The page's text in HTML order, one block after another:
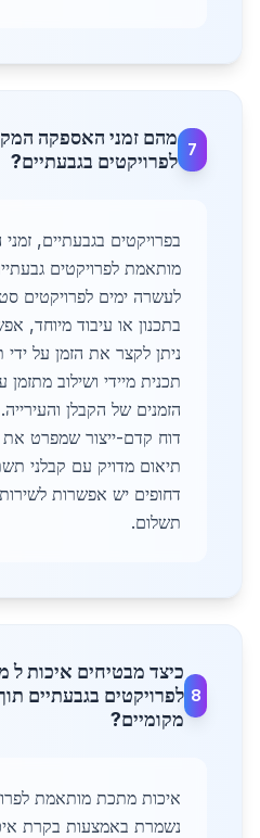
7
מהם זמני האספקה
לפרויקטים בגבעתיים?
בפרויקטים בגבעתיים,
מותאמת לפרויקטים
לעשרה ימים לפרויקטים
בתכנון או עיבוד מיוחד,
ניתן לקצר את הזמן על ידי
תכנית מיידי ושילוב
הזמנים של הקבלן
דוח קדם-ייצור שמפרט
תיאום מדויק עם קבלני
דחופים יש אפשרות
תשלום.
8
כיצד מבטיחים איכות
לפרויקטים בגבעתיים
מקומיים?
איכות מתכת מותאמת
נשמרת באמצעות בקרת